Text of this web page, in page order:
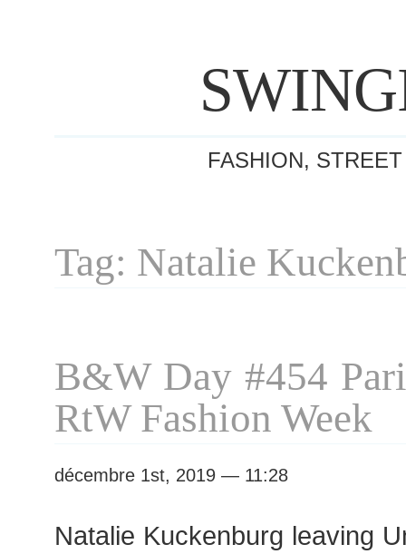
FASHION,
Tag: Natalie
B&W Day #454
RtW Fashion Week
décembre 1st, 2019 — 11:28
Natalie Kuckenburg leaving